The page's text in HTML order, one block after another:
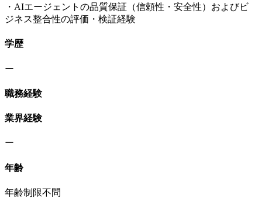
・AIエージェントの品質保証（信頼性・安全性）およびビ
ジネス整合性の評価・検証経験
学歴
ー
職務経験
業界経験
ー
年齢
年齢制限不問